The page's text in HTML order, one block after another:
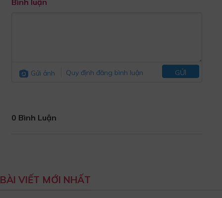
Bình luận
Gửi ảnh Quy định đăng bình luận GỬI
0 Bình Luận
BÀI VIẾT MỚI NHẤT